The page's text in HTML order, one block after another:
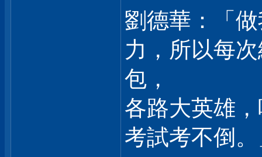
劉德華：「
力，所以每
包，
各路大英雄
考試考不倒